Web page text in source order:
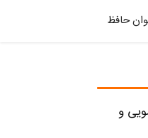
حافظ
مویی و